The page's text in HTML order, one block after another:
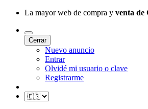
La mayor web de compra y venta de
Cerrar
Nuevo anuncio
Entrar
Olvidé mi usuario o clave
Registrarme